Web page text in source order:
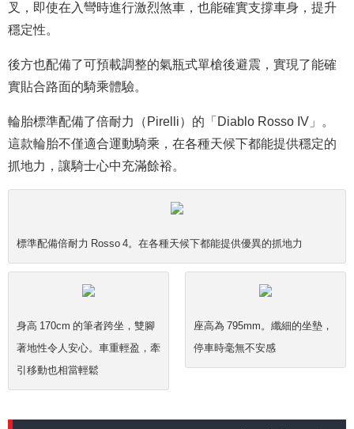
叉，即使在入彎時進行激烈煞車，也能確實支撐車身，提升
穩定性。
後方也配備了可預載調整的氣瓶式單槍後避震，實現了能確
實貼合路面的騎乘體驗。
輪胎標準配備了倍耐力（Pirelli）的「Diablo Rosso IV」。
這款輪胎不僅適合運動騎乘，在各種天候下都能提供穩定的
抓地力，讓騎士心中充滿餘裕。
標準配備倍耐力 Rosso 4。在各種天候下都能提供優異的抓地力
身高 170cm 的筆者跨坐，雙腳
著地性令人安心。車重輕盈，牽
引移動也相當輕鬆
座高為 795mm。纖細的坐墊，
停車時毫無不安感